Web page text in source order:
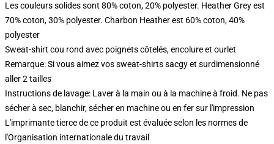
Les couleurs solides sont 80% coton, 20% polyester. Heather Grey est
70% coton, 30% polyester. Charbon Heather est 60% coton, 40%
polyester
Sweat-shirt cou rond avec poignets côtelés, encolure et ourlet
Remarque: Si vous aimez vos sweat-shirts sacgy et surdimensionné
aller 2 tailles
Instructions de lavage: Laver à la main ou à la machine à froid. Ne pas
sécher à sec, blanchir, sécher en machine ou en fer sur l'impression
L'imprimante tierce de ce produit est évaluée selon les normes de
l'Organisation internationale du travail